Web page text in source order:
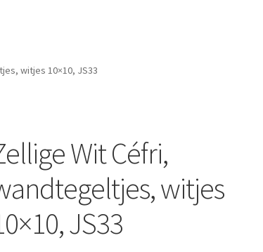
witjes 10×10, JS33
Wit Céfri,
witjes
JS33